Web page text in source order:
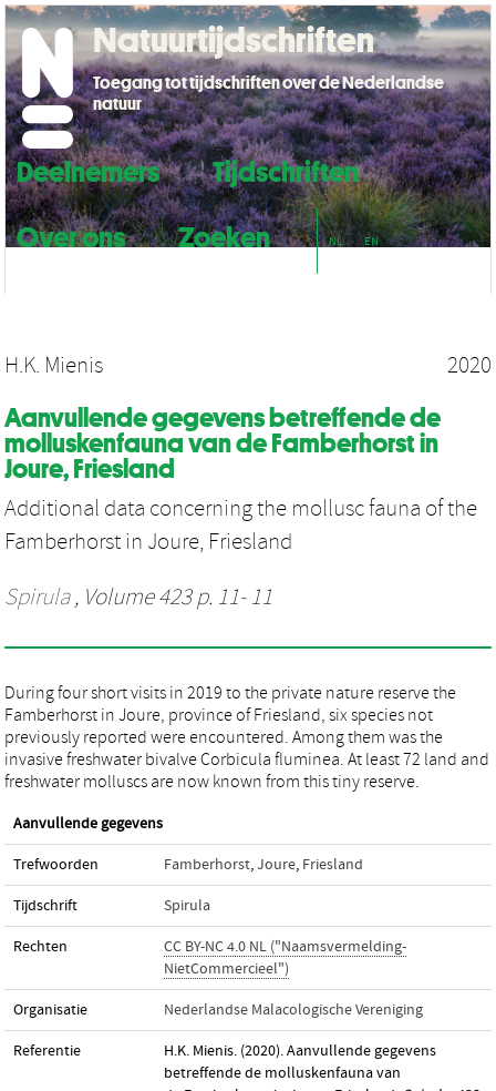
Deelnemers
Tijdschriften
Over ons
Zoeken NL EN
Natuurtijdschriften
Toegang tot tijdschriften over de Nederlandse
natuur
H.K. Mienis 2020
Aanvullende gegevens betreffende de
molluskenfauna van de Famberhorst in
Joure, Friesland
Additional data concerning the mollusc fauna of the
Famberhorst in Joure, Friesland
Spirula, Volume 423 p. 11- 11
During four short visits in 2019 to the private nature reserve the
Famberhorst in Joure, province of Friesland, six species not
previously reported were encountered. Among them was the
invasive freshwater bivalve Corbicula fluminea. At least 72 land and
freshwater molluscs are now known from this tiny reserve.
Aanvullende gegevens
Trefwoorden Famberhorst,Joure, Friesland
Tijdschrift Spirula
Rechten
CC BY-NC 4.0 NL ("Naamsvermelding-
NietCommercieel")
Organisatie Nederlandse Malacologische Vereniging
Referentie
H.K. Mienis. (2020). Aanvullende gegevens
betreffende de molluskenfauna van